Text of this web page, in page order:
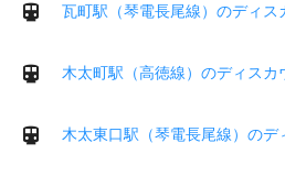
瓦町駅（琴電長尾線）のディス
木太町駅（高徳線）のディスカ
木太東口駅（琴電長尾線）のデ